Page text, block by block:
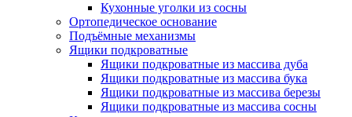
Кухонные уголки из сосны
Ортопедическое основание
Подъёмные механизмы
Ящики подкроватные
Ящики подкроватные из массива дуба
Ящики подкроватные из массива бука
Ящики подкроватные из массива березы
Ящики подкроватные из массива сосны